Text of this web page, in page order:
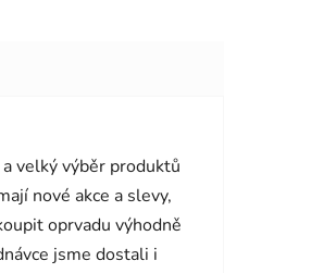
obchodu je 5 z 5 hvězdiček.
velký výběr produktů
nové akce a slevy,
oprvadu výhodně
jsme dostali i